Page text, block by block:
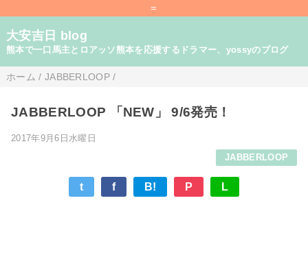
=
大安吉日 blog
熊本で一口馬主とロアッソ熊本を応援するドラマー、yossyのブログ
ホーム / JABBERLOOP /
JABBERLOOP 「NEW」 9/6発売！
2017年9月6日水曜日
JABBERLOOP
t f B! P L